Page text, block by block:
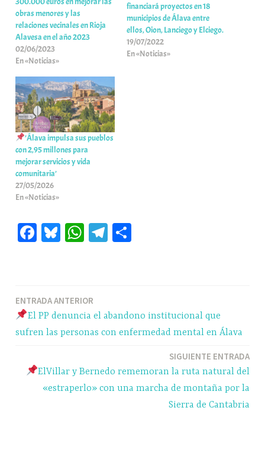
obras menores y las
relaciones vecinales en Rioja
Alavesa en el año 2023
02/06/2023
En «Noticias»
financiará proyectos en 18
municipios de Álava entre
ellos, Oion, Lanciego y Elciego.
19/07/2022
En «Noticias»
’Álava impulsa sus pueblos
con 2,95 millones para
mejorar servicios y vida
comunitaria’
27/05/2026
En «Noticias»
Fa Bl W
pp
Te
m rti
r
Navegación
de
ENTRADA ANTERIOR
El PP denuncia el abandono institucional que
sufren las personas con enfermedad mental en Álava
SIGUIENTE ENTRADA
ElVillar y Bernedo rememoran la ruta natural del
«estraperlo» con una marcha de montaña por la
Sierra de Cantabria